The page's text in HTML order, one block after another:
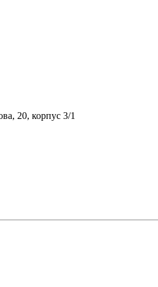
20, корпус 3/1